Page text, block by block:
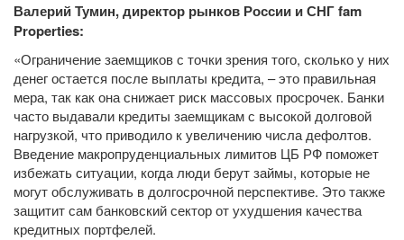
Валерий Тумин, директор рынков России и СНГ fam
Properties:
«Ограничение заемщиков с точки зрения того, сколько у них
денег остается после выплаты кредита, – это правильная
мера, так как она снижает риск массовых просрочек. Банки
часто выдавали кредиты заемщикам с высокой долговой
нагрузкой, что приводило к увеличению числа дефолтов.
Введение макропруденциальных лимитов ЦБ РФ поможет
избежать ситуации, когда люди берут займы, которые не
могут обслуживать в долгосрочной перспективе. Это также
защитит сам банковский сектор от ухудшения качества
кредитных портфелей.